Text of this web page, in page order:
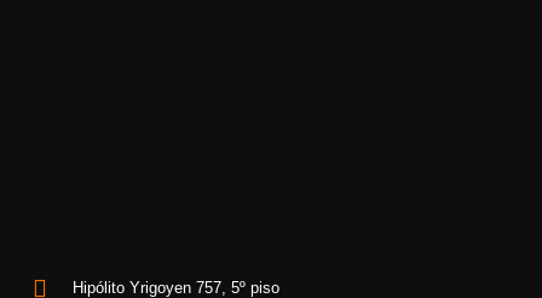
Hipólito Yrigoyen 757, 5º piso